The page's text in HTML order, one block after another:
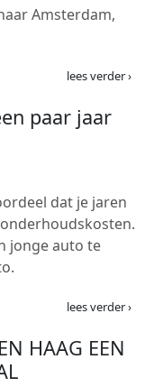
Amsterdam,
lees verder ›
paar jaar
dat je jaren
jonge auto te
lees verder ›
HAAG EEN